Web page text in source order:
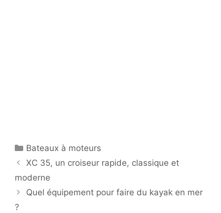
Catégories
Bateaux à moteurs
XC 35, un croiseur rapide, classique et
moderne
Quel équipement pour faire du kayak en mer
?